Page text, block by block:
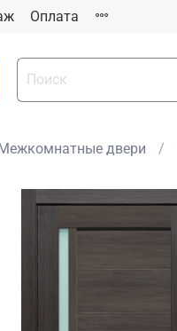
Оплата
двери